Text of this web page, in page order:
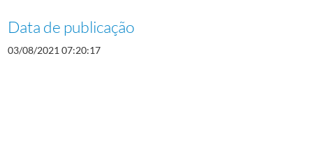
Data de publicação
03/08/2021 07:20:17